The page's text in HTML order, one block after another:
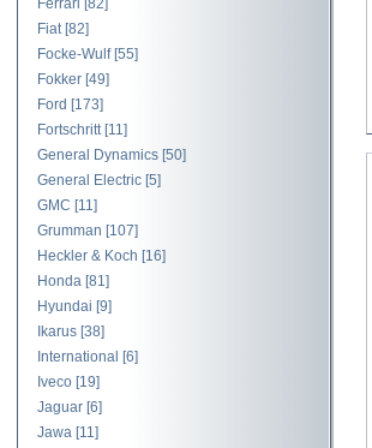
Ferrari [82]
Fiat [82]
Focke-Wulf [55]
Fokker [49]
Ford [173]
Fortschritt [11]
General Dynamics [50]
General Electric [5]
GMC [11]
Grumman [107]
Heckler & Koch [16]
Honda [81]
Hyundai [9]
Ikarus [38]
International [6]
Iveco [19]
Jaguar [6]
Jawa [11]